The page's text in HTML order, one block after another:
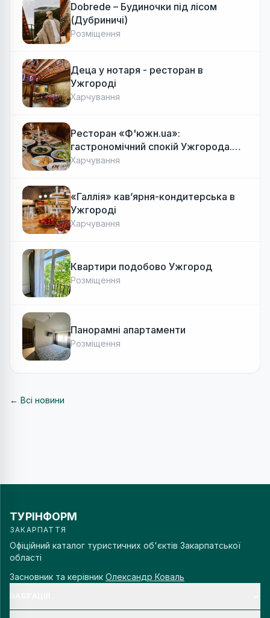
Dobrede – Будиночки під лісом
(Дубриничі)
Розміщення
Деца у нотаря - ресторан в
Ужгороді
Харчування
Ресторан «Ф'южн.ua»:
гастрономічний спокій Ужгорода.
Авторська локальна кухня, затишок
Харчування
«Галлія» кав’ярня-кондитерська в
Ужгороді
Харчування
Квартири подобово Ужгород
Розміщення
Панорамні апартаменти
Розміщення
← Всі новини
ТУРІНФОРМ
ЗАКАРПАТТЯ
Офіційний каталог туристичних об'єктів Закарпатської
області
Засновник та керівник Олександр Коваль